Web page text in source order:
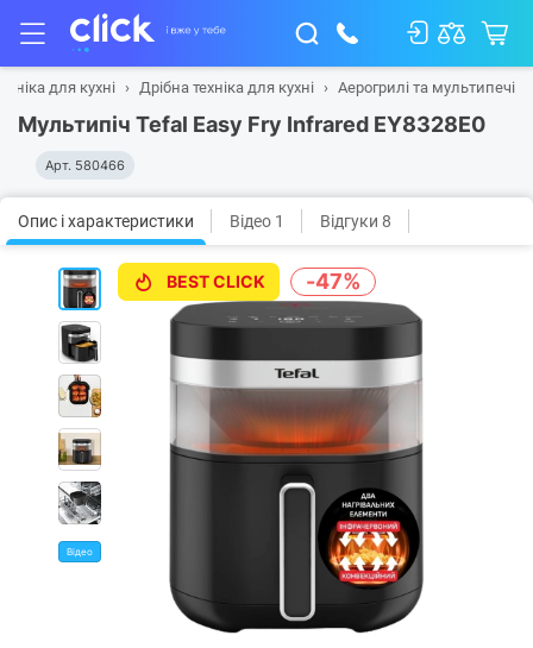
для кухні Дрібна техніка для кухні Аерогрилі та мультипечі
Мультипіч Tefal Easy Fry Infrared EY8328E0
Арт. 580466
Опис і характеристики Відео 1 Відгуки 8
Відео
BEST CLICK -47%